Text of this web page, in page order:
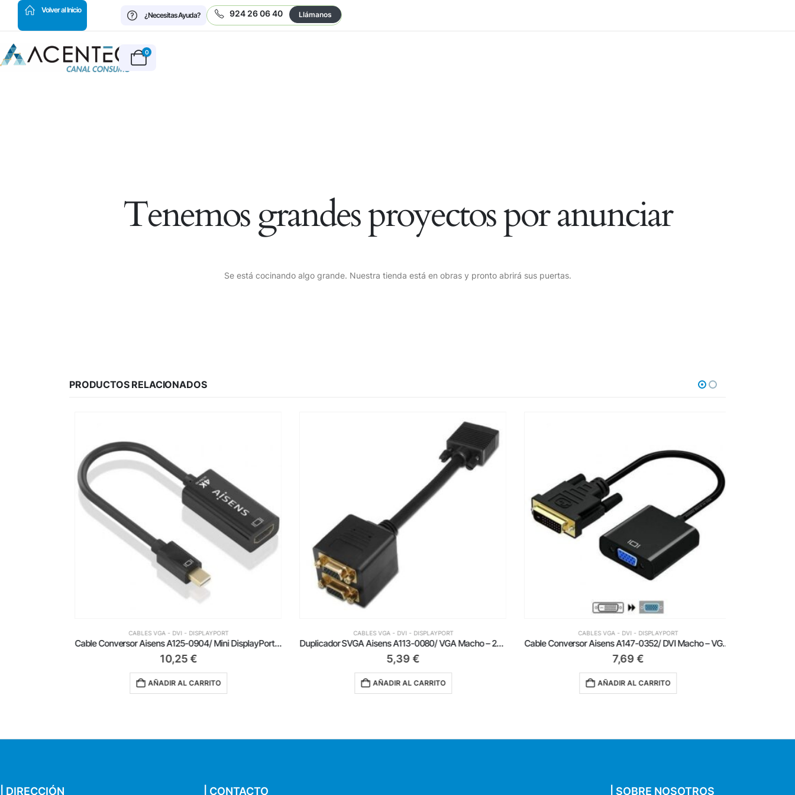
Volver al Inicio
¿Necesitas Ayuda?
924 26 06 40 Llámanos
0
Tenemos grandes proyectos por anunciar
Se está cocinando algo grande. Nuestra tienda está en obras y pronto abrirá sus puertas.
PRODUCTOS RELACIONADOS
CABLES VGA - DVI - DISPLAYPORT
Cable Conversor Aisens A125-0904/ Mini DisplayPort Macho – HDMI Hembra/ 15cm/ Negro
10,25€
AÑADIR AL CARRITO
CABLES VGA - DVI - DISPLAYPORT
Duplicador SVGA Aisens A113-0080/ VGA Macho – 2x VGA Hembra
5,39€
AÑADIR AL CARRITO
CABLES VGA - DVI - DISPLAYPORT
Cable Conversor Aisens A147-0352/ DVI Macho – VGA Hembra
7,69€
AÑADIR AL CARRITO
| DIRECCIÓN | CONTACTO | SOBRE NOSOTROS